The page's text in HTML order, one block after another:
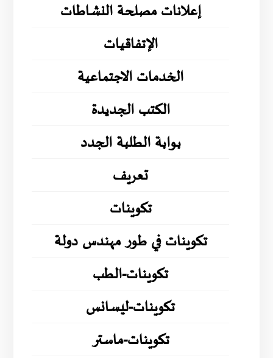
إعلانات مصلحة النشاطات
الإتفاقيات
الخدمات الاجتماعية
الكتب الجديدة
بوابة الطلبة الجدد
تعريف
تكوينات
تكوينات في طور مهندس دولة
تكوينات-الطب
تكوينات-ليسانس
تكوينات-ماستر